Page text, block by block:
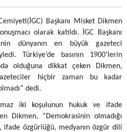
Başkanı Misket Dikmen
olarak katıldı.
İGC Başkanı
dünyanın en büyük gazeteci
Türkiye’de basının 1900’lerin
olduğuna dikkat çeken Dikmen,
hiçbir zaman bu kadar
dedi.
iki koşulunun hukuk ve ifade
Dikmen, “Demokrasinin olmadığı
ifade özgürlüğü, medyanın özgür dili